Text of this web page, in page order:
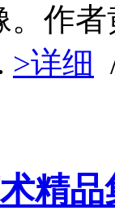
。作
>详细
精品